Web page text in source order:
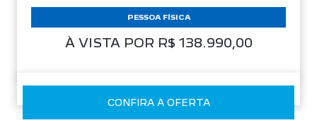
À VISTA POR R$ 138.990,00
PESSOA FÍSICA
CONFIRA A OFERTA